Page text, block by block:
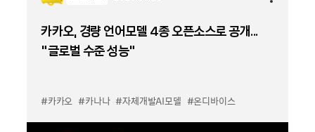
카카오, 경량 언어모델 4종 오픈소스로 공개...
“글로벌 수준 성능”
#카카오 #카나나 #자체개발AI모델 #온디바이스